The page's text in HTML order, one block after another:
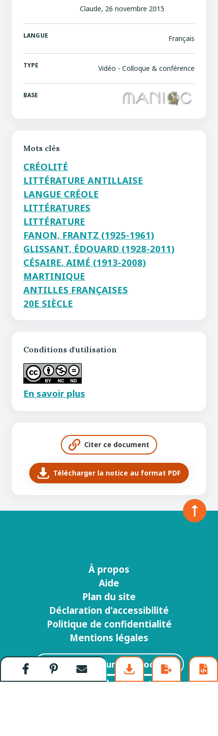
Claude, 26 novembre 2015
LANGUE Français
TYPE Vidéo - Colloque & conférence
BASE
Mots clés
CRÉOLITÉ
LITTÉRATURE ANTILLAISE
LANGUE CRÉOLE
LITTÉRATURES
LITTÉRATURE
FANON, FRANTZ (1925-1961)
GLISSANT, ÉDOUARD (1928-2011)
CÉSAIRE, AIMÉ (1913-2008)
MARTINIQUE
ANTILLES FRANÇAISES
20E SIÈCLE
Conditions d'utilisation
En savoir plus
Citer ce document
Télécharger la notice au format PDF
PartagerPartagerEnvoyer
À propos
Aide
Plan du site
Déclaration d'accessibilité
Politique de confidentialité
Mentions légales
Suivez-nous sur facebook
S'abonner à la newsletter